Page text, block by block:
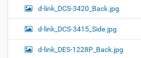
d-link_DCS-3420_Back.jpg
d-link_DCS-3415_Side.jpg
d-link_DES-1228P_Back.jpg